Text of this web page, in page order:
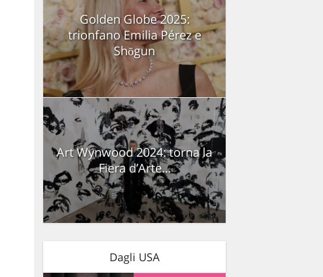
Golden Globe 2025:
trionfano Emilia Pérez e
Shōgun
Art Wynwood 2024: torna la
Fiera d’Arte...
Dagli USA